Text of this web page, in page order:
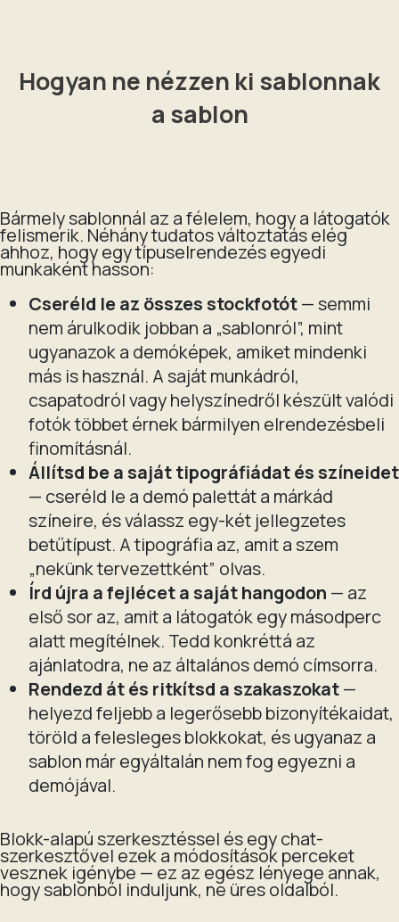
Hogyan ne nézzen ki sablonnak
a sablon
Bármely sablonnál az a félelem, hogy a látogatók
felismerik. Néhány tudatos változtatás elég
ahhoz, hogy egy típuselrendezés egyedi
munkaként hasson:
Cseréld le az összes stockfotót— semmi
nem árulkodik jobban a „sablonról”, mint
ugyanazok a demóképek, amiket mindenki
más is használ. A saját munkádról,
csapatodról vagy helyszínedről készült valódi
fotók többet érnek bármilyen elrendezésbeli
finomításnál.
Állítsd be a saját tipográfiádat és színeidet
— cseréld le a demó palettát a márkád
színeire, és válassz egy-két jellegzetes
betűtípust. A tipográfia az, amit a szem
„nekünk tervezettként” olvas.
Írd újra a fejlécet a saját hangodon — az
első sor az, amit a látogatók egy másodperc
alatt megítélnek. Tedd konkréttá az
ajánlatodra, ne az általános demó címsorra.
Rendezd át és ritkítsd a szakaszokat—
helyezd feljebb a legerősebb bizonyítékaidat,
töröld a felesleges blokkokat, és ugyanaz a
sablon már egyáltalán nem fog egyezni a
demójával.
Blokk-alapú szerkesztéssel és egy chat-
szerkesztővel ezek a módosítások perceket
vesznek igénybe — ez az egész lényege annak,
hogy sablonból induljunk, ne üres oldalból.